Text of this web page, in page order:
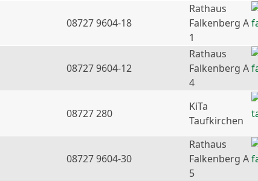
08727 9604-18
Rathaus
Falkenberg A
1
08727 9604-12
Rathaus
Falkenberg A
4
08727 280
KiTa
Taufkirchen
08727 9604-30
Rathaus
Falkenberg A
5